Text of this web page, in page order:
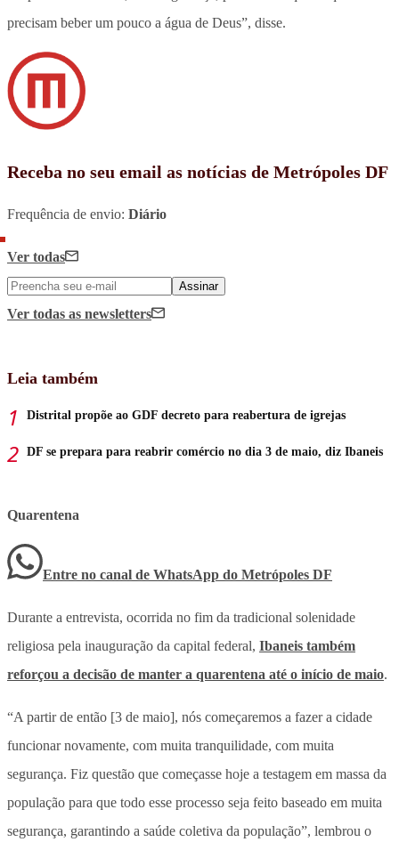
precisam beber um pouco a água de Deus”, disse.
Receba no seu email as notícias de Metrópoles DF
Frequência de envio: Diário
Ver todas
Assinar
Ver todas as newsletters
Leia também
Distrital propõe ao GDF decreto para reabertura de igrejas
DF se prepara para reabrir comércio no dia 3 de maio, diz Ibaneis
Quarentena
Entre no canal de WhatsApp do Metrópoles DF
Durante a entrevista, ocorrida no fim da tradicional solenidade
religiosa pela inauguração da capital federal, Ibaneis também
reforçou a decisão de manter a quarentena até o início de maio.
“A partir de então [3 de maio], nós começaremos a fazer a cidade
funcionar novamente, com muita tranquilidade, com muita
segurança. Fiz questão que começasse hoje a testagem em massa da
população para que todo esse processo seja feito baseado em muita
segurança, garantindo a saúde coletiva da população”, lembrou o